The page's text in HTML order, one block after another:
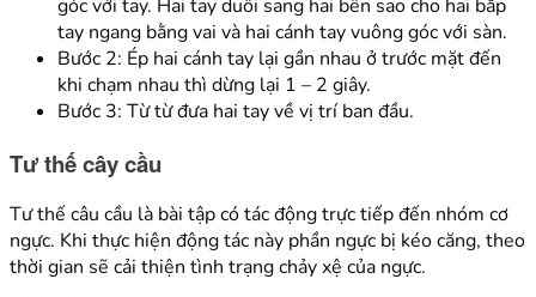
góc với tay. Hai tay duỗi sang hai bên sao cho hai bắp
tay ngang bằng vai và hai cánh tay vuông góc với sàn.
Bước 2: Ép hai cánh tay lại gần nhau ở trước mặt đến
khi chạm nhau thì dừng lại 1 – 2 giây.
Bước 3: Từ từ đưa hai tay về vị trí ban đầu.
Tư thế cây cầu
Tư thế câu cầu là bài tập có tác động trực tiếp đến nhóm cơ
ngực. Khi thực hiện động tác này phần ngực bị kéo căng, theo
thời gian sẽ cải thiện tình trạng chảy xệ của ngực.